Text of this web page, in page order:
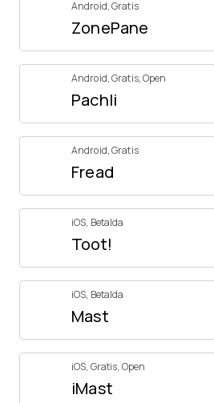
Android,Gratis
ZonePane
Android,Gratis,Open
Pachli
Android,Gratis
Fread
iOS, Betalda
Toot!
iOS, Betalda
Mast
iOS, Gratis, Open
iMast